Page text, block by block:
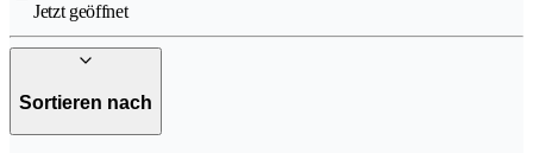
Jetzt geöffnet
Sortieren nach